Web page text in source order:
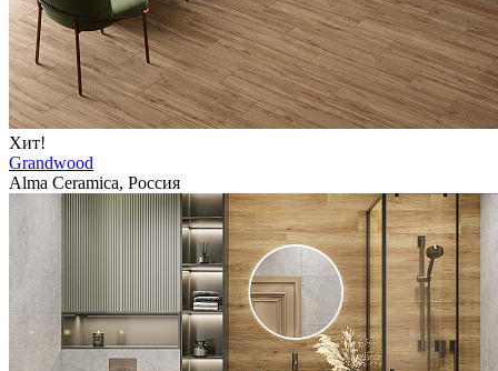
Хит!
Grandwood
Alma Ceramica, Россия